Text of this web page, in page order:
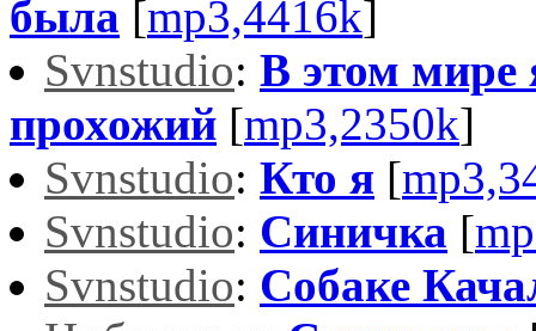
была [mp3,4416k]
Svnstudio: В этом мире
прохожий [mp3,2350k]
Svnstudio: Кто я [
Svnstudio: Синичка [
Svnstudio: Собаке